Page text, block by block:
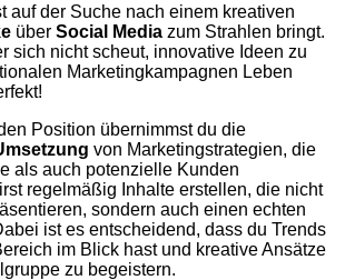
auf der Suche nach einem kreativen
über Social Media zum Strahlen bringt.
sich nicht scheut, innovative Ideen zu
Marketingkampagnen Leben
Position übernimmst du die
von Marketingstrategien, die
als auch potenzielle Kunden
regelmäßig Inhalte erstellen, die nicht
sondern auch einen echten
ist es entscheidend, dass du Trends
im Blick hast und kreative Ansätze
zu begeistern.